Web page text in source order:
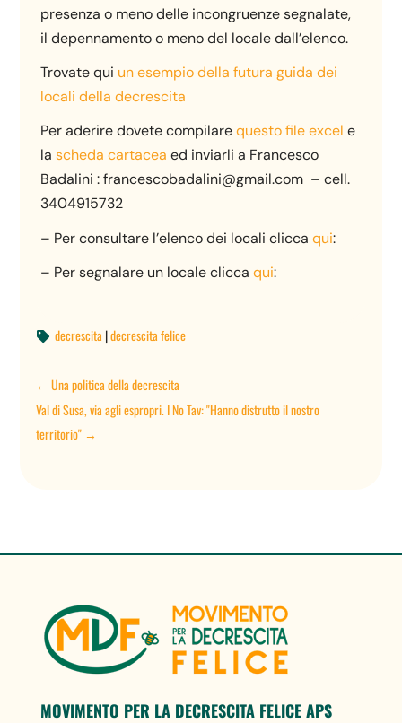
presenza o meno delle incongruenze segnalate,
il depennamento o meno del locale dall’elenco.
Trovate qui un esempio della futura guida dei
locali della decrescita
Per aderire dovete compilarequesto file excel e
lascheda cartaceaed inviarli a Francesco
Badalini : francescobadalini@gmail.com – cell.
3404915732
– Per consultare l’elenco dei locali cliccaqui:
– Per segnalare un locale cliccaqui:
 decrescita |decrescita felice
←Una politica della decrescita
Val di Susa, via agli espropri. I No Tav: "Hanno distrutto il nostro
territorio" →
MOVIMENTO PER LA DECRESCITA FELICE APS